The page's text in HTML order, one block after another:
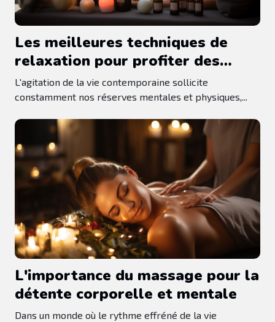
Les meilleures techniques de
relaxation pour profiter des
bienfaits des produits CBD
L'agitation de la vie contemporaine sollicite
constamment nos réserves mentales et physiques,...
L'importance du massage pour la
détente corporelle et mentale
Dans un monde où le rythme effréné de la vie